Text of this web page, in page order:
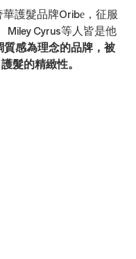
護髮品牌Oribe，征服
Miley Cyrus等人皆是他
感為理念的品牌，被
髮的精緻性。